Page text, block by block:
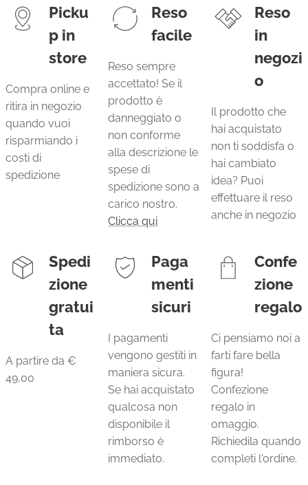
Picku
p in
store
Compra online e
ritira in negozio
quando vuoi
risparmiando i
costi di
spedizione
Reso
facile
Reso sempre
accettato! Se il
prodotto è
danneggiato o
non conforme
alla descrizione le
spese di
spedizione sono a
carico nostro.
Clicca qui
Reso
in
negozi
o
Il prodotto che
hai acquistato
non ti soddisfa o
hai cambiato
idea? Puoi
effettuare il reso
anche in negozio
Spedi
zione
gratui
ta
A partire da €
49,00
Paga
menti
sicuri
I pagamenti
vengono gestiti in
maniera sicura.
Se hai acquistato
qualcosa non
disponibile il
rimborso è
immediato.
Confe
zione
regalo
Ci pensiamo noi a
farti fare bella
figura!
Confezione
regalo in
omaggio.
Richiedila quando
completi l'ordine.